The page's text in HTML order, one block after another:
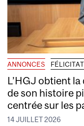
ANNONCES
L’HGJ obtient
de son histoire
centrée sur les
14 JUILLET 2026